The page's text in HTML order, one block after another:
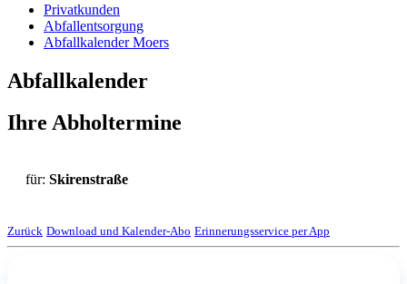
Privatkunden
Abfallentsorgung
Abfallkalender Moers
Abfallkalender
Ihre Abholtermine
für: Skirenstraße
Zurück Download und Kalender-Abo Erinnerungsservice per App